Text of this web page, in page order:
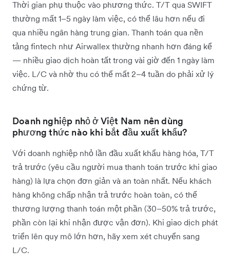
Thời gian phụ thuộc vào phương thức. T/T qua SWIFT
thường mất 1–5 ngày làm việc, có thể lâu hơn nếu đi
qua nhiều ngân hàng trung gian. Thanh toán qua nền
tảng fintech như Airwallex thường nhanh hơn đáng kể
— nhiều giao dịch hoàn tất trong vài giờ đến 1 ngày làm
việc. L/C và nhờ thu có thể mất 2–4 tuần do phải xử lý
chứng từ.
Doanh nghiệp nhỏ ở Việt Nam nên dùng
phương thức nào khi bắt đầu xuất khẩu?
Với doanh nghiệp nhỏ lần đầu xuất khẩu hàng hóa, T/T
trả trước (yêu cầu người mua thanh toán trước khi giao
hàng) là lựa chọn đơn giản và an toàn nhất. Nếu khách
hàng không chấp nhận trả trước hoàn toàn, có thể
thương lượng thanh toán một phần (30–50% trả trước,
phần còn lại khi nhận được vận đơn). Khi giao dịch phát
triển lên quy mô lớn hơn, hãy xem xét chuyển sang
L/C.